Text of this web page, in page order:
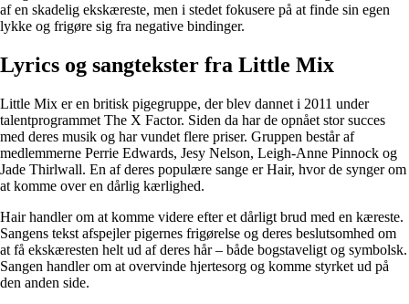
af en skadelig ekskæreste, men i stedet fokusere på at finde sin egen
lykke og frigøre sig fra negative bindinger.
Lyrics og sangtekster fra Little Mix
Little Mix er en britisk pigegruppe, der blev dannet i 2011 under
talentprogrammet The X Factor. Siden da har de opnået stor succes
med deres musik og har vundet flere priser. Gruppen består af
medlemmerne Perrie Edwards, Jesy Nelson, Leigh-Anne Pinnock og
Jade Thirlwall. En af deres populære sange er Hair, hvor de synger om
at komme over en dårlig kærlighed.
Hair handler om at komme videre efter et dårligt brud med en kæreste.
Sangens tekst afspejler pigernes frigørelse og deres beslutsomhed om
at få ekskæresten helt ud af deres hår – både bogstaveligt og symbolsk.
Sangen handler om at overvinde hjertesorg og komme styrket ud på
den anden side.